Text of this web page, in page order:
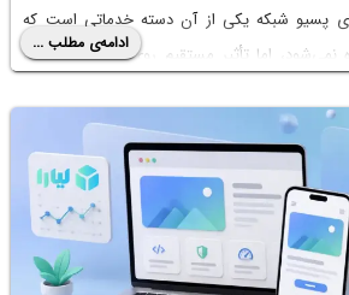
پسیو شبکه یکی از آن دسته خدماتی است که
اما تأثیر مستقیم روی سرعت اینترنت،
قصد داریم با زبانی ساده و بدون پیچیدگی‌های
پاسخ بدهیم: پسیو شبکه دقیقاً چیست، چه
آن چگونه است، چه عواملی روی هزینه‌ی نهایی تأثیر
ادامه‌ی مطلب ...